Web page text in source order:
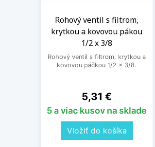
Rohový ventil s filtrom,
krytkou a kovovou pákou
1/2 x 3/8
Rohový ventil s filtrom, krytkou a
kovovou páčkou 1/2 x 3/8.
Cena
5,31 €
5 a viac kusov na sklade
Vložiť do košíka